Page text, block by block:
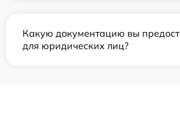
Какую документацию вы
для юридических лиц?